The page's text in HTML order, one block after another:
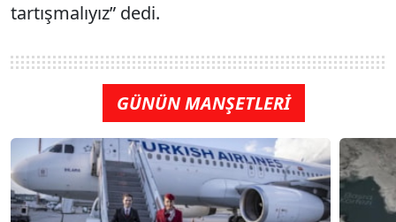
tartışmalıyız” dedi.
GÜNÜN MANŞETLERİ